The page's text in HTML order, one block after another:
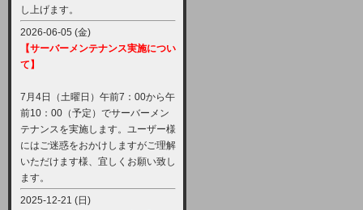
し上げます。
2026-06-05 (金)
【サーバーメンテナンス実施につい
て】
7月4日（土曜日）午前7：00から午
前10：00（予定）でサーバーメン
テナンスを実施します。ユーザー様
にはご迷惑をおかけしますがご理解
いただけます様、宜しくお願い致し
ます。
2025-12-21 (日)